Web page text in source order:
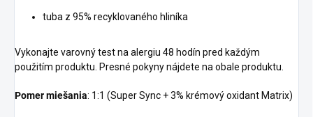
tuba z 95% recyklovaného hliníka
Vykonajte varovný test na alergiu 48 hodín pred každým
použitím produktu. Presné pokyny nájdete na obale produktu.
Pomer miešania: 1:1 (Super Sync + 3% krémový oxidant Matrix)